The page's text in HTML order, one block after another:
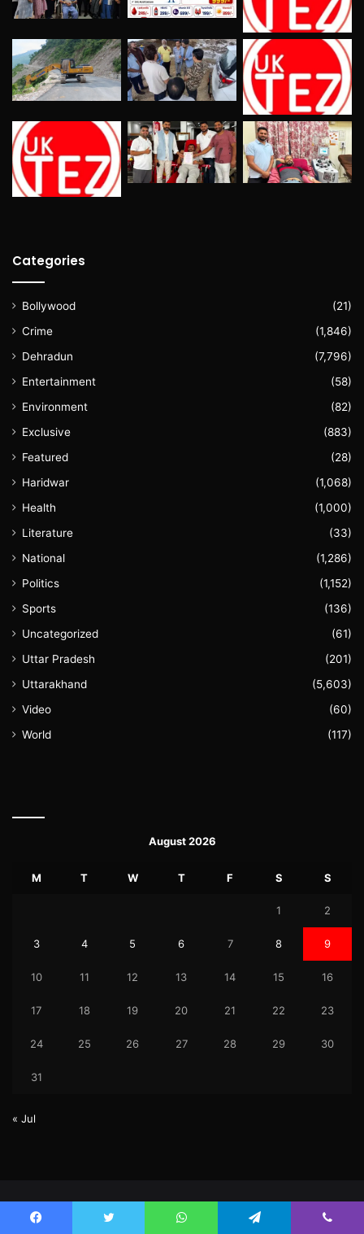
Categories
Bollywood
(21)
Crime
(1,846)
Dehradun
(7,796)
Entertainment
(58)
Environment
(82)
Exclusive
(883)
Featured
(28)
Haridwar
(1,068)
Health
(1,000)
Literature
(33)
National
(1,286)
Politics
(1,152)
Sports
(136)
Uncategorized
(61)
Uttar Pradesh
(201)
Uttarakhand
(5,603)
Video
(60)
World
(117)
August 2026
M T W T F S S
1 2
3 4 5 6 7 8 9
10 11 12 13 14 15 16
17 18 19 20 21 22 23
24 25 26 27 28 29 30
31
« Jul
© Copyright 2026, Uktez All Rights Reserved.